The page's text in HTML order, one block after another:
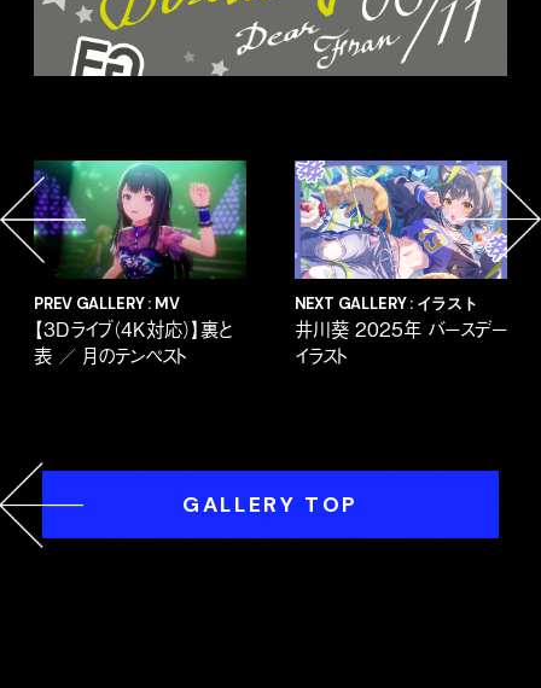
PREV GALLERY : MV
【3Dライブ（4K対応）】裏と
表 ／ 月のテンペスト
NEXT GALLERY : イラスト
井川葵 2025年 バースデー
イラスト
GALLERY TOP